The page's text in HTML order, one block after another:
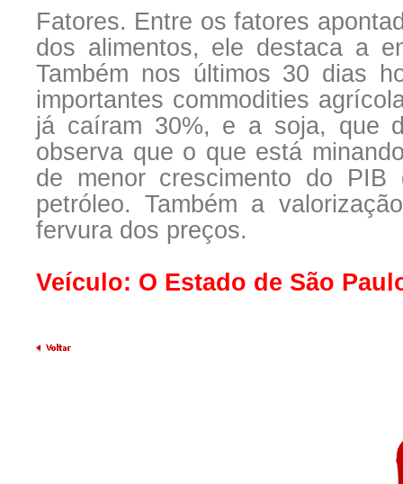
Fatores. Entre os fatores
dos alimentos, ele destaca a
Também nos últimos 30 dias
importantes commodities
já caíram 30%, e a soja, que
observa que o que está
de menor crescimento do
petróleo. Também a
fervura dos preços.
Veículo: O Estado de São